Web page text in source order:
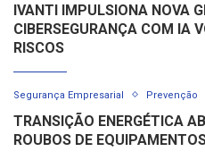
IVANTI IMPULSIONA NOVA
CIBERSEGURANÇA COM IA
RISCOS
Segurança Empresarial Prevenção
TRANSIÇÃO ENERGÉTICA
ROUBOS DE